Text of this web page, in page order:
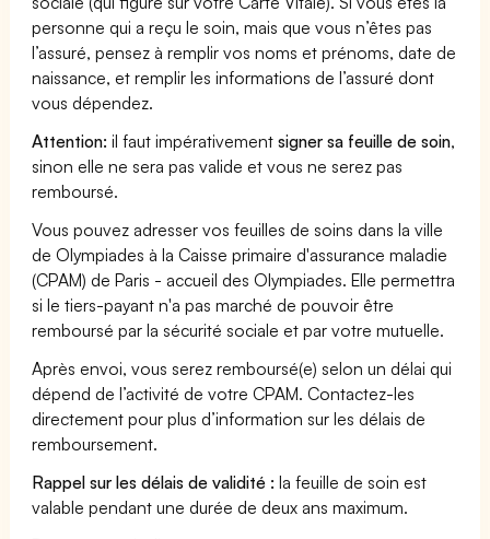
personne qui a reçu le soin, mais que vous n’êtes pas
l’assuré, pensez à remplir vos noms et prénoms, date de
naissance, et remplir les informations de l’assuré dont
vous dépendez.
Attention: il faut impérativementsigner sa feuille de soin,
sinon elle ne sera pas valide et vous ne serez pas
remboursé.
Vous pouvez adresser vos feuilles de soins dans la ville
de Olympiades à la Caisse primaire d'assurance maladie
(CPAM) de Paris - accueil des Olympiades. Elle permettra
si le tiers-payant n'a pas marché de pouvoir être
remboursé par la sécurité sociale et par votre mutuelle.
Après envoi, vous serez remboursé(e) selon un délai qui
dépend de l’activité de votre CPAM. Contactez-les
directement pour plus d’information sur les délais de
remboursement.
Rappel sur les délais de validité : la feuille de soin est
valable pendant une durée de deux ans maximum.